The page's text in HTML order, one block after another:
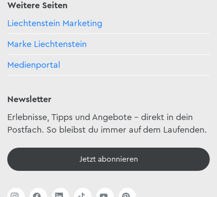
Weitere Seiten
Liechtenstein Marketing
Marke Liechtenstein
Medienportal
Newsletter
Erlebnisse, Tipps und Angebote – direkt in dein
Postfach. So bleibst du immer auf dem Laufenden.
Jetzt abonnieren